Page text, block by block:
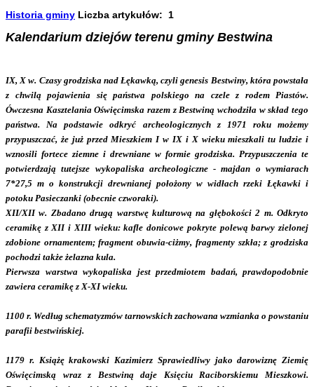
Historia gminy Liczba artykułów: 1
Kalendarium dziejów terenu gminy Bestwina
IX, X w. Czasy grodziska nad Łękawką, czyli genesis Bestwiny, która powstała
z chwilą pojawienia się państwa polskiego na czele z rodem Piastów.
Ówczesna Kasztelania Oświęcimska razem z Bestwiną wchodziła w skład tego
państwa. Na podstawie odkryć archeologicznych z 1971 roku możemy
przypuszczać, że już przed Mieszkiem I w IX i X wieku mieszkali tu ludzie i
wznosili fortece ziemne i drewniane w formie grodziska. Przypuszczenia te
potwierdzają tutejsze wykopaliska archeologiczne - majdan o wymiarach
7*27,5 m o konstrukcji drewnianej położony w widłach rzeki Łękawki i
potoku Pasieczanki (obecnie czworaki).
XII/XII w. Zbadano drugą warstwę kulturową na głębokości 2 m. Odkryto
ceramikę z XII i XIII wieku: kafle donicowe pokryte polewą barwy zielonej
zdobione ornamentem; fragment obuwia-ciżmy, fragmenty szkła; z grodziska
pochodzi także żelazna kula.
Pierwsza warstwa wykopaliska jest przedmiotem badań, prawdopodobnie
zawiera ceramikę z X-XI wieku.
1100 r. Według schematyzmów tarnowskich zachowana wzmianka o powstaniu
parafii bestwińskiej.
1179 r. Książę krakowski Kazimierz Sprawiedliwy jako darowiznę Ziemię
Oświęcimską wraz z Bestwiną daje Księciu Raciborskiemu Mieszkowi.